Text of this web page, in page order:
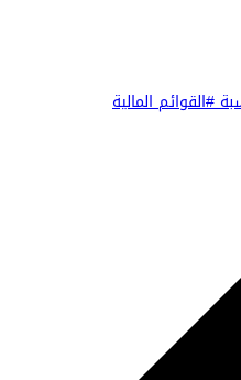
#القوائم المالية